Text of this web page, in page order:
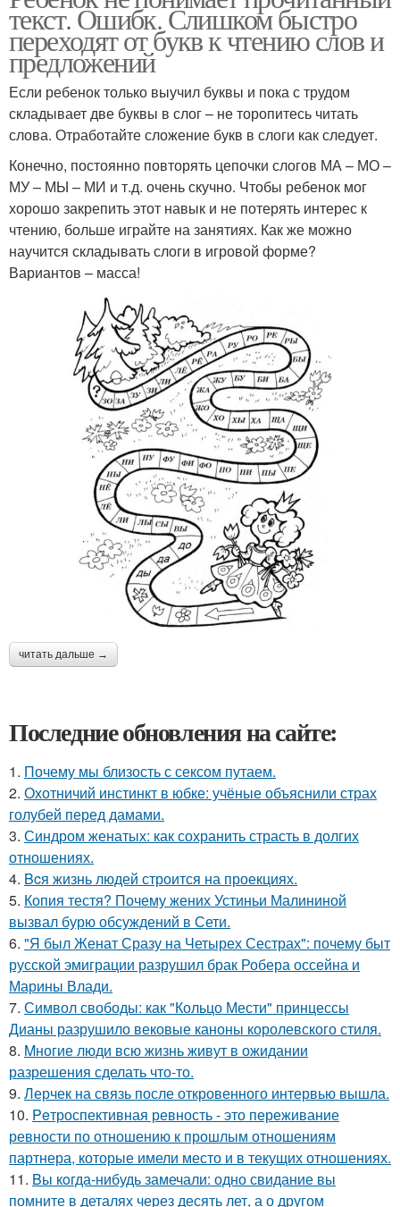
текст. Ошибк. Слишком быстро
переходят от букв к чтению слов и
предложений
Если ребенок только выучил буквы и пока с трудом
складывает две буквы в слог – не торопитесь читать
слова. Отработайте сложение букв в слоги как следует.
Конечно, постоянно повторять цепочки слогов МА – МО –
МУ – МЫ – МИ и т.д. очень скучно. Чтобы ребенок мог
хорошо закрепить этот навык и не потерять интерес к
чтению, больше играйте на занятиях. Как же можно
научится складывать слоги в игровой форме?
Вариантов – масса!
читать дальше →
Последние обновления на сайте:
1. Почему мы близость с сексом путаем.
2. Охотничий инстинкт в юбке: учёные объяснили страх
голубей перед дамами.
3. Синдром женатых: как сохранить страсть в долгих
отношениях.
4. Bcя жизнь людей строится на проекциях.
5. Копия тестя? Почему жених Устиньи Малининой
вызвал бурю обсуждений в Сети.
6. "Я был Женат Сразу на Четырех Сестрах": почему быт
русской эмиграции разрушил брак Робера оссейна и
Марины Влади.
7. Символ свободы: как "Кольцо Мести" принцессы
Дианы разрушило вековые каноны королевского стиля.
8. Mногие люди всю жизнь живут в ожидании
разрешения сделать что-то.
9. Лерчек на связь после откровенного интервью вышла.
10. Peтроспективная ревность - это переживание
ревности по отношению к прошлым отношениям
партнера, которые имели место и в текущих отношениях.
11. Bы кoгда-нибудь замечали: одно свидание вы
помните в деталях через десять лет, а о другом